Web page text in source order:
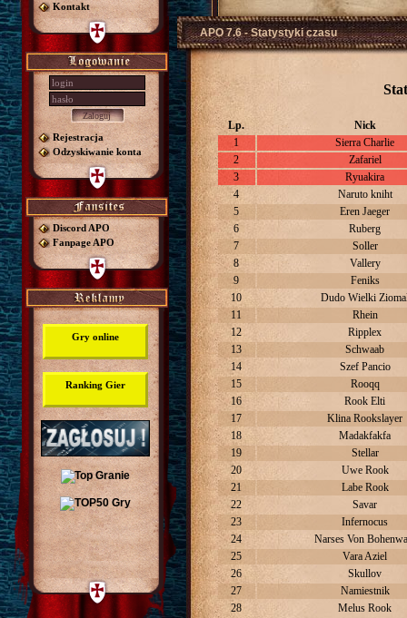
Kontakt
Rejestracja
Odzyskiwanie konta
Discord APO
Fanpage APO
Gry online
Ranking Gier
APO 7.6 - Statystyki czasu
Lp.
Nick
1
Sierra Charlie
2
Zafariel
3
Ryuakira
4
Naruto kniht
5
Eren Jaeger
6
Ruberg
7
Soller
8
Vallery
9
Feniks
10
Dudo Wielki
11
Rhein
12
Ripplex
13
Schwaab
14
Szef Pancio
15
Rooqq
16
Rook Elti
17
Klina Rookslayer
18
Madakfakfa
19
Stellar
20
Uwe Rook
21
Labe Rook
22
Savar
23
Infernocus
24
Narses Von
25
Vara Aziel
26
Skullov
27
Namiestnik
28
Melus Rook